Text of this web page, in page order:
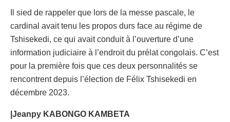
Il sied de rappeler que lors de la messe pascale, le
cardinal avait tenu les propos durs face au régime de
Tshisekedi, ce qui avait conduit à l’ouverture d’une
information judiciaire à l’endroit du prélat congolais. C’est
pour la première fois que ces deux personnalités se
rencontrent depuis l’élection de Félix Tshisekedi en
décembre 2023.
|Jeanpy KABONGO KAMBETA